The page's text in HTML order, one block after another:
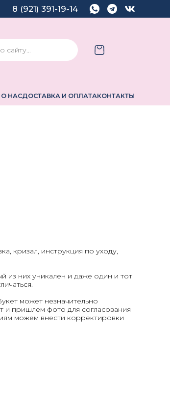
8 (921) 391-19-14
О НАСДОСТАВКА И ОПЛАТАКОНТАКТЫ
кризал, инструкция по уходу,
из них уникален и даже один и тот
может незначительно
и пришлем фото для согласования
можем внести корректировки